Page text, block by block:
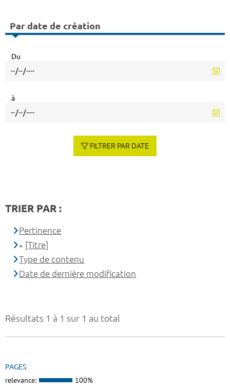
Résultats 1 à 1 sur 1 au total
PAGES
relevance: 100%
Par date de création
Du
à
FILTRER PAR DATE
TRIER PAR :
Pertinence
[Titre]
Type de contenu
Date de dernière modification